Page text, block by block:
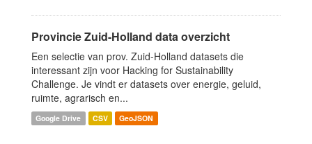
Provincie Zuid-Holland data overzicht
Een selectie van prov. Zuid-Holland datasets die
interessant zijn voor Hacking for Sustainability
Challenge. Je vindt er datasets over energie, geluid,
ruimte, agrarisch en...
Google Drive CSV GeoJSON